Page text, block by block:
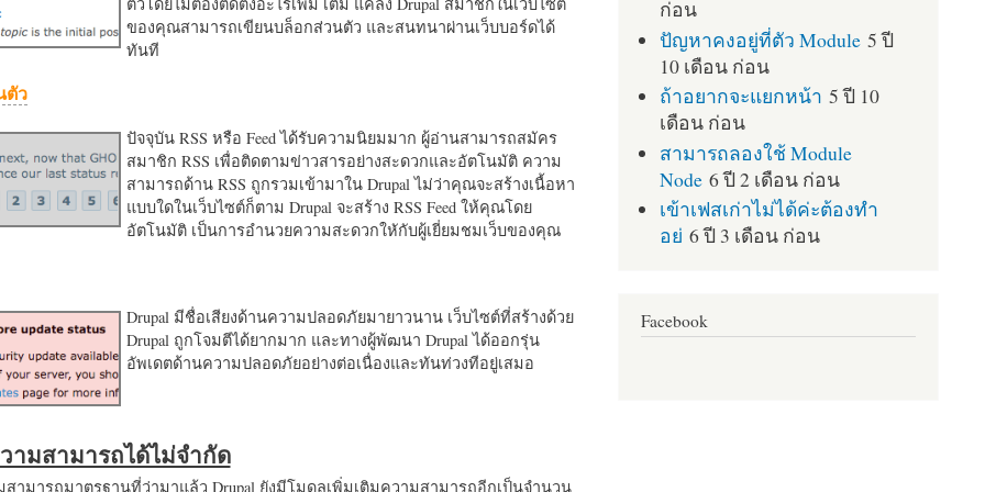
ของคุณสามารถเขียนบล็อกส่วนตัว และสนทนาผ่านเว็บบอร์ดได้
ทันที
ตัว
ปัจจุบัน RSS หรือ Feed ได้รับความนิยมมาก ผู้อ่านสามารถสมัคร
สมาชิก RSS เพื่อติดตามข่าวสารอย่างสะดวกและอัตโนมัติ ความ
สามารถด้าน RSS ถูกรวมเข้ามาใน Drupal ไม่ว่าคุณจะสร้างเนื้อหา
แบบใดในเว็บไซต์ก็ตาม Drupal จะสร้าง RSS Feed ให้คุณโดย
อัตโนมัติ เป็นการอำนวยความสะดวกใหักับผู้เยี่ยมชมเว็บของคุณ
Drupal มีชื่อเสียงด้านความปลอดภัยมายาวนาน เว็บไซต์ที่สร้างด้วย
Drupal ถูกโจมตีได้ยากมาก และทางผู้พัฒนา Drupal ได้ออกรุ่น
อัพเดตด้านความปลอดภัยอย่างต่อเนื่องและทันท่วงทีอยู่เสมอ
ามสามารถได้ไม่จำกัด
ามารถมาตรฐานที่ว่ามาแล้ว Drupal ยังมีโมดูลเพิ่มเติมความสามารถอีกเป็นจำนวน
ก่อน
ปัญหาคงอยู่ที่ตัว Module 5 ปี
10 เดือน ก่อน
ถ้าอยากจะแยกหน้า 5 ปี 10
เดือน ก่อน
สามารถลองใช้ Module
Node 6 ปี 2 เดือน ก่อน
เข้าเฟสเก่าไม่ได้ค่ะต้องทำ
อย่ 6 ปี 3 เดือน ก่อน
Facebook